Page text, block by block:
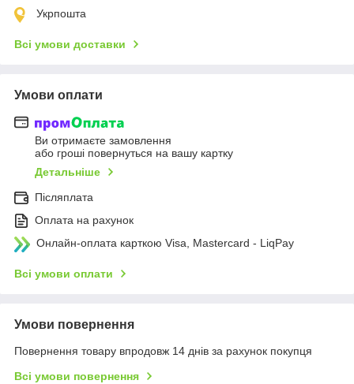
Укрпошта
Всі умови доставки
Умови оплати
Ви отримаєте замовлення
або гроші повернуться на вашу картку
Детальніше
Післяплата
Оплата на рахунок
Онлайн-оплата карткою Visa, Mastercard - LiqPay
Всі умови оплати
Умови повернення
Повернення товару впродовж 14 днів за рахунок покупця
Всі умови повернення